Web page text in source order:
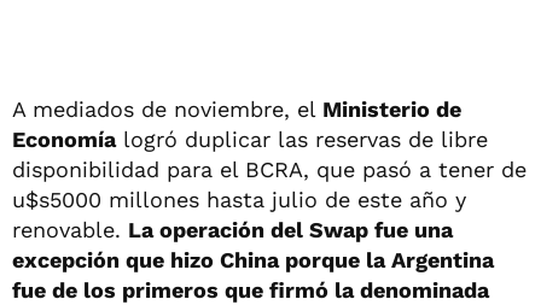
A mediados de noviembre, el Ministerio de
Economíalogró duplicar las reservas de libre
disponibilidad para el BCRA, que pasó a tener de
u$s5000 millones hasta julio de este año y
renovable. La operación del Swap fue una
excepción que hizo China porque la Argentina
fue de los primeros que firmó la denominada